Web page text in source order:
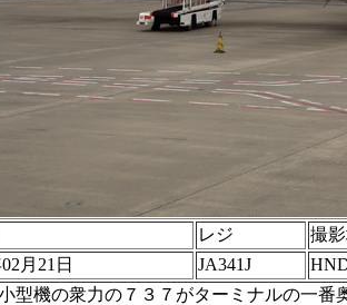
レジ
撮
月21日
JA341J
型機の衆力の７３７がターミナルの一